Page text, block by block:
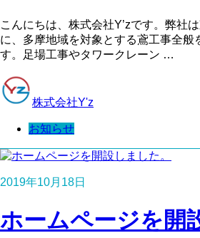
こんにちは、株式会社Y’zです。弊社
に、多摩地域を対象とする鳶工事全般
す。足場工事やタワークレーン …
株式会社Y'z
お知らせ
2019年10月18日
ホームページを開